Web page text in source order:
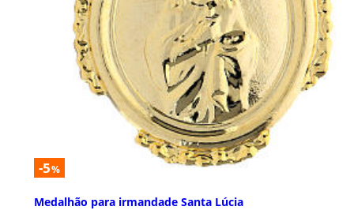
-5%
Medalhão para irmandade Santa Lúcia